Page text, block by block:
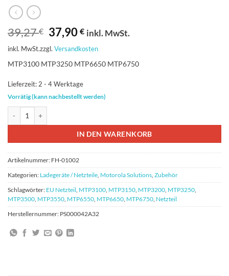
39,27€ Ursprünglicher
Preis
war:
39,27 €
37,90€Aktueller
ist:
37,90 €.
inkl. MwSt.
inkl. MwSt.zzgl. Versandkosten
MTP3100 MTP3250 MTP6650 MTP6750
Lieferzeit:2 - 4 Werktage
Vorrätig (kann nachbestellt werden)
IN DEN WARENKORB
Artikelnummer: FH-01002
Kategorien: Ladegeräte / Netzteile Motorola Solutions Zubehör
Schlagwörter: EU Netzteil MTP3100 MTP3150 MTP3200 MTP3250
MTP3500 MTP3550 MTP6550 MTP6650 MTP6750 Netzteil
Herstellernummer: PS000042A32